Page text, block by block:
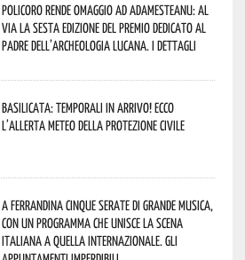
Policoro rende omaggio ad Adamesteanu: al
via la sesta edizione del Premio dedicato al
padre dell’archeologia lucana. I dettagli
Basilicata: temporali in arrivo! Ecco
l’allerta meteo della Protezione civile
A Ferrandina cinque serate di grande musica,
con un programma che unisce la scena
italiana a quella internazionale. Gli